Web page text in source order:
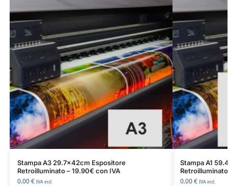
Stampa A3 29.7x42cm Espositore
Retroilluminato – 19.90€ con IVA
0.00€ IVA incl.
Stampa A1
0.00€ IVA incl.